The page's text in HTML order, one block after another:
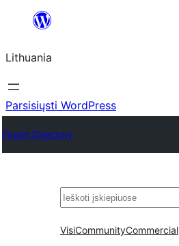
turinio
Lithuania
Parsisiųsti WordPress
Plugin Directory
Paieška
VisiCommunityCommercial